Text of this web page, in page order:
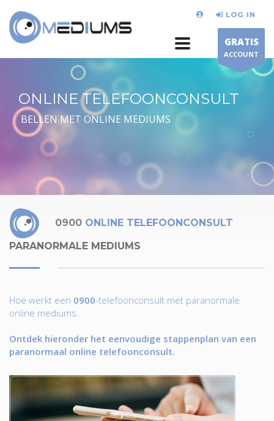
LOG IN
GRATIS
ACCOUNT
ONLINE TELEFOONCONSULT
BELLEN MET ONLINE MEDIUMS
0900 ONLINE TELEFOONCONSULT
PARANORMALE MEDIUMS
Hoe werkt een 0900-telefoonconsult met paranormale
online mediums.
Ontdek hieronder het eenvoudige stappenplan van een
paranormaal online telefoonconsult.